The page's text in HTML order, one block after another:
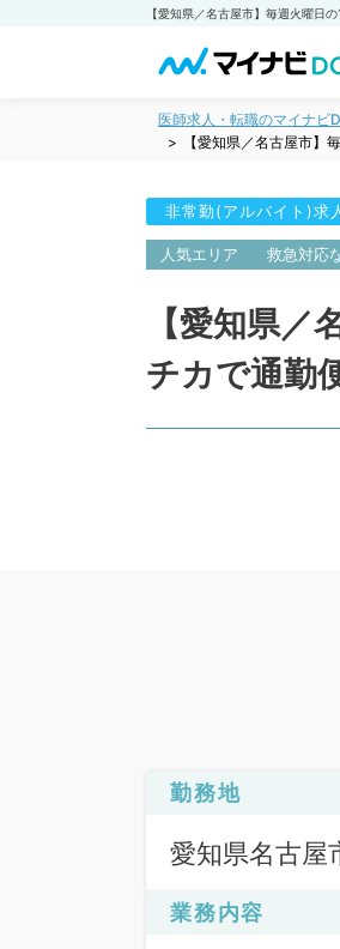
医師求人・転職のマイナビ
【愛知県／名古屋市
非常勤(アルバイト)求
人気エリア 救急対応
【愛知県
チカで通勤
勤務地
愛知県名古屋
業務内容